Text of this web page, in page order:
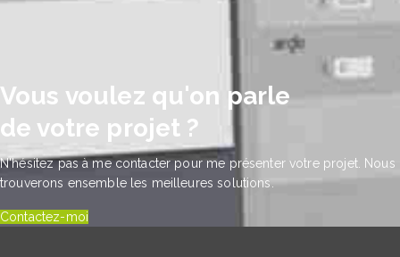
Vous voulez qu'on parle
de votre projet ?
N'hésitez pas à me contacter pour me présenter votre projet. Nous
trouverons ensemble les meilleures solutions.
Contactez-moi